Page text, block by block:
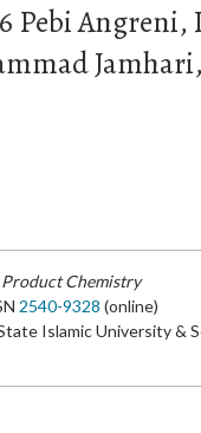
Pebi
Chemistry
2540-9328 (online)
Islamic University &